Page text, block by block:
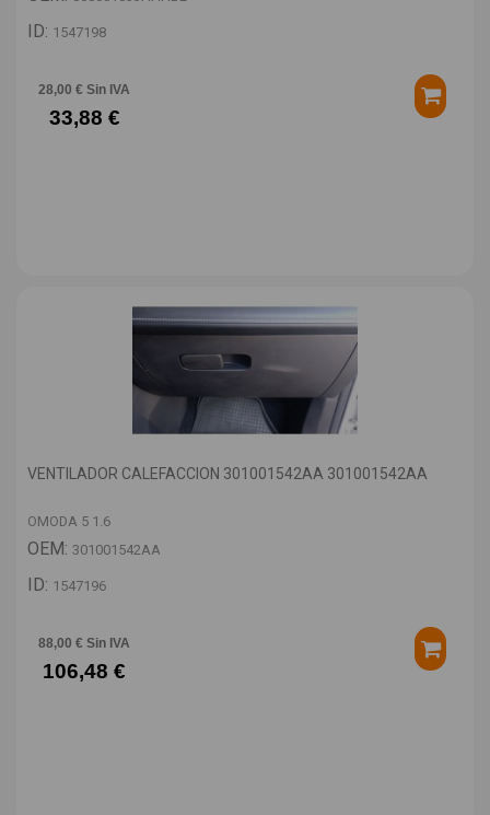
ID: 1547198
28,00 € Sin IVA
33,88 €
VENTILADOR CALEFACCION 301001542AA 301001542AA
OMODA 5 1.6
OEM: 301001542AA
ID: 1547196
88,00 € Sin IVA
106,48 €